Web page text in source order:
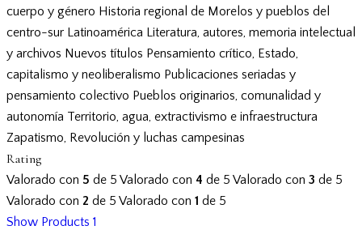
cuerpo y género Historia regional de Morelos y pueblos del
centro-sur Latinoamérica Literatura, autores, memoria intelectual
y archivos Nuevos títulos Pensamiento crítico, Estado,
capitalismo y neoliberalismo Publicaciones seriadas y
pensamiento colectivo Pueblos originarios, comunalidad y
autonomía Territorio, agua, extractivismo e infraestructura
Zapatismo, Revolución y luchas campesinas
Rating
Valorado con 5 de 5 Valorado con 4 de 5 Valorado con 3 de 5
Valorado con 2 de 5 Valorado con 1 de 5
Show Products 1